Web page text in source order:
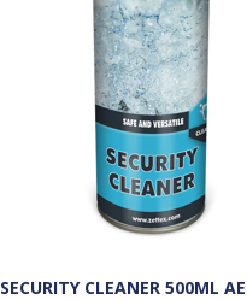
SECURITY CLEANER 500ML